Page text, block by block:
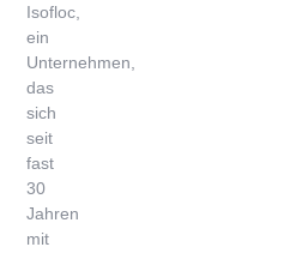
Isofloc,
ein
Unternehmen,
das
sich
seit
fast
30
Jahren
mit